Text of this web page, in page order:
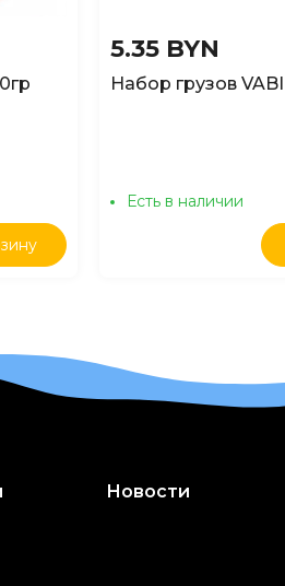
5.35 BYN
Набор грузов
Есть в наличии
Новости